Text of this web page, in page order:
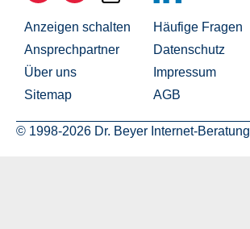
Anzeigen schalten
Ansprechpartner
Über uns
Sitemap
Häufige Fragen
Datenschutz
Impressum
AGB
© 1998-2026 Dr. Beyer Internet-Beratung